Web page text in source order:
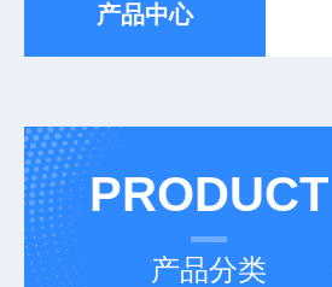
产品中心
PRODUCT
产品分类